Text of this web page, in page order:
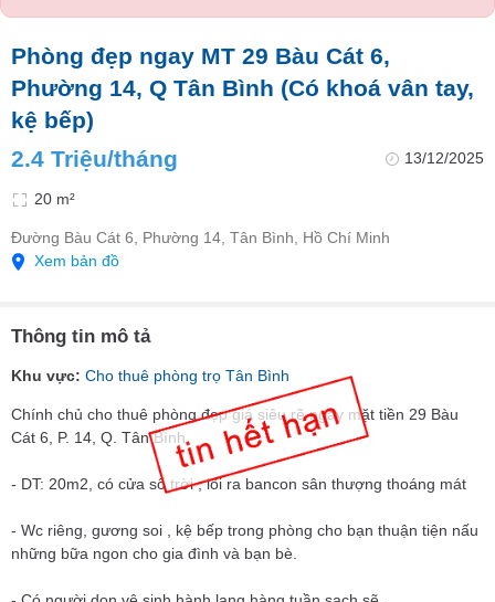
Phòng đẹp ngay MT 29 Bàu Cát 6,
Phường 14, Q Tân Bình (Có khoá vân tay,
kệ bếp)
2.4 Triệu/tháng
13/12/2025
20 m²
Đường Bàu Cát 6, Phường 14, Tân Bình, Hồ Chí Minh
Xem bản đồ
Thông tin mô tả
Khu vực: Cho thuê phòng trọ Tân Bình
Chính chủ cho thuê phòng đẹp giá siêu rẽ ngay mặt tiền 29 Bàu
Cát 6, P. 14, Q. Tân Bình
- DT: 20m2, có cửa sổ trời , lối ra bancon sân thượng thoáng mát
- Wc riêng, gương soi , kệ bếp trong phòng cho bạn thuận tiện nấu
những bữa ngon cho gia đình và bạn bè.